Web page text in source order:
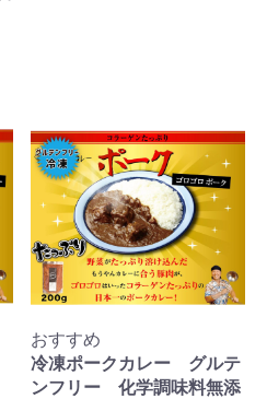
おすすめ
冷凍ポークカレー グルテ
ンフリー 化学調味料無添